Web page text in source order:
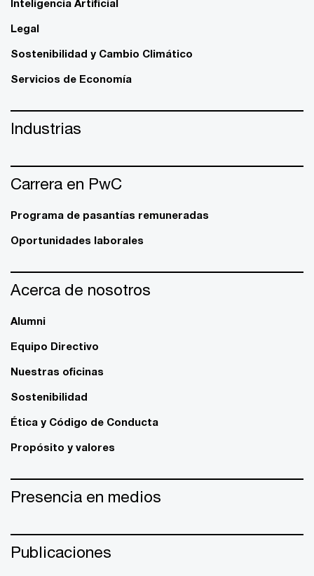
Inteligencia Artificial
Legal
Sostenibilidad y Cambio Climático
Servicios de Economía
Industrias
Carrera en PwC
Programa de pasantías remuneradas
Oportunidades laborales
Acerca de nosotros
Alumni
Equipo Directivo
Nuestras oficinas
Sostenibilidad
Ética y Código de Conducta
Propósito y valores
Presencia en medios
Publicaciones